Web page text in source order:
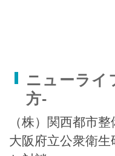
ニューラ
方-
（株）関西都市
大阪府立公衆衛